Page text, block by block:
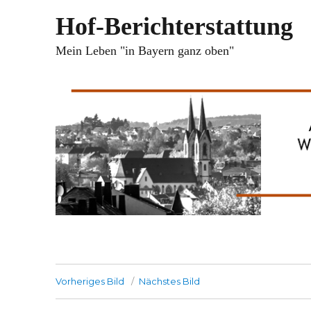
Hof-Berichterstattung
Mein Leben "in Bayern ganz oben"
Vorheriges Bild Nächstes Bild